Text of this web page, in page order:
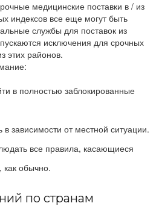
медицинские поставки в / из
индексов все еще могут быть
службы для поставок из
исключения для срочных
этих районов.
в полностью заблокированные
в зависимости от местной ситуации.
все правила, касающиеся
обычно.
по странам